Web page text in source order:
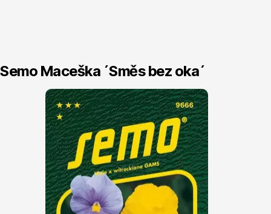
Jehličnany
Vřesovištní rostliny
Semo Maceška ´Směs bez oka´